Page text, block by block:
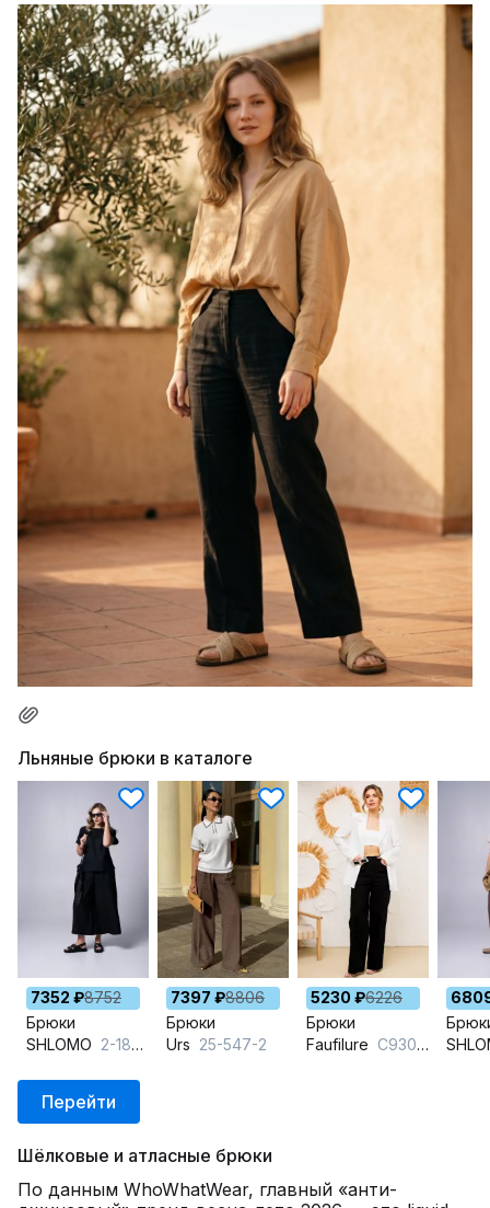
Льняные брюки в каталоге
7352 ₽8752
Брюки
SHLOMO 2-18-147 черный
7397 ₽8806
Брюки
Urs 25-547-2
5230 ₽6226
Брюки
Faufilure C930 черный
Перейти
Шёлковые и атласные брюки
По данным WhoWhatWear, главный «анти-